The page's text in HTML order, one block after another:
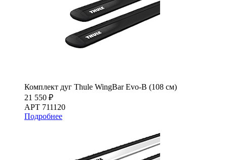
Комплект дуг Thule WingBar Evo-B (108 см)
21 550 ₽
АРТ 711120
Подробнее